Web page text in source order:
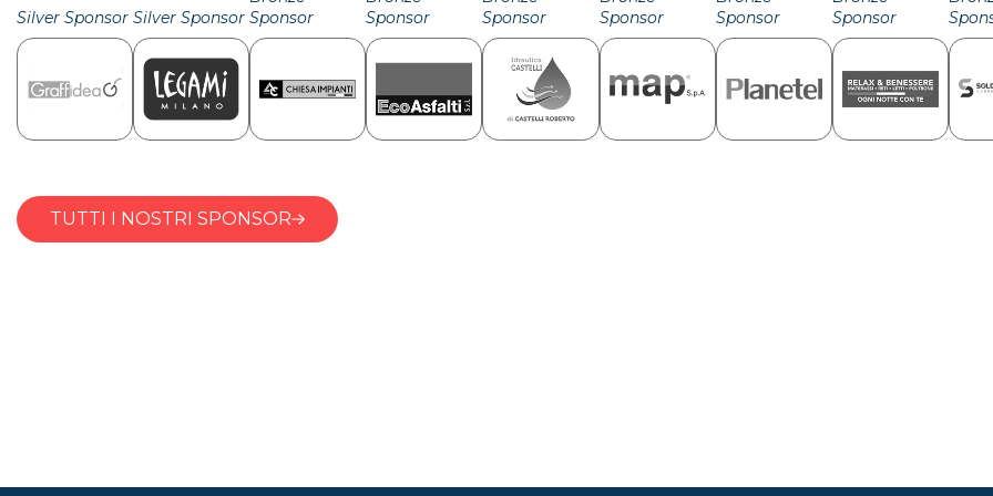
Silver Sponsor Silver Sponsor Sponsor
Sponsor
Sponsor
Sponsor
Sponsor
Sponsor
TUTTI I NOSTRI SPONSOR